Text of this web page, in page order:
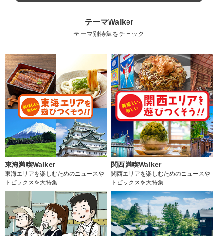
テーマWalker
テーマ別特集をチェック
東海満喫Walker
東海エリアを楽しむためのニュースや
トピックスを大特集
関西満喫Walker
関西エリアを楽しむためのニュースや
トピックスを大特集